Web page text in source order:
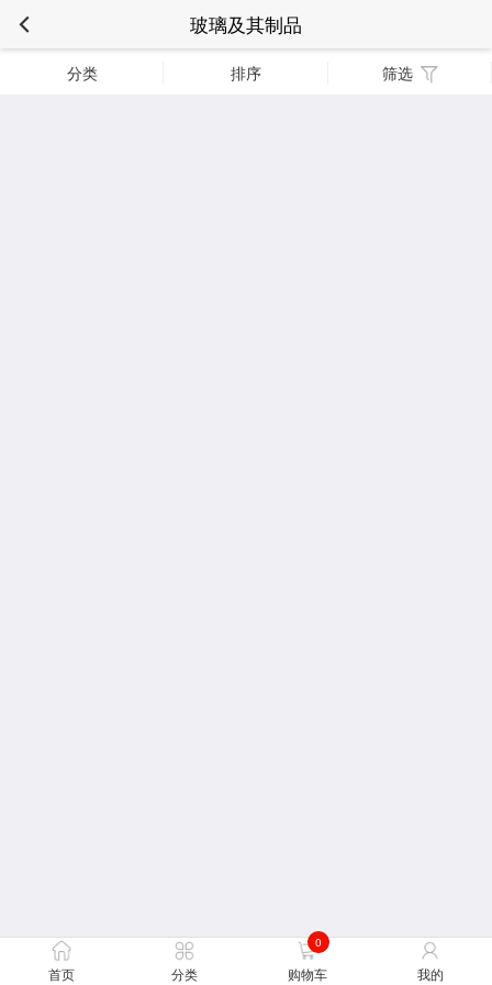
玻璃及其制品
分类 排序 筛选
首页 分类
0
购物车 我的